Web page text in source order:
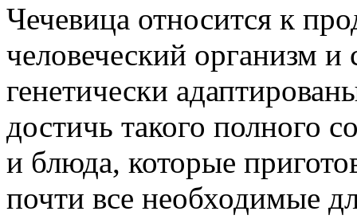
Чечевица относится к
человеческий организм
генетически
достичь такого полного
и блюда, которые
почти все необходимые